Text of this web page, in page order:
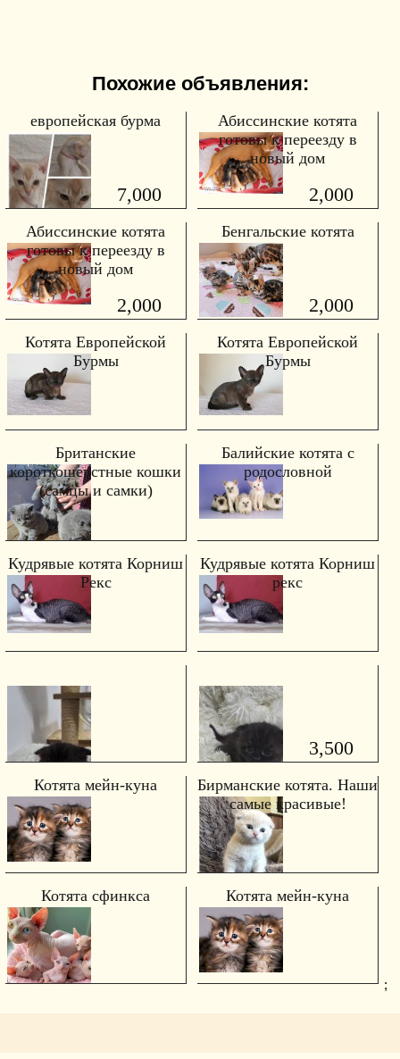
Похожие объявления:
европейская бурма
7,000
Абиссинские котята
готовы к переезду в
новый дом
2,000
Абиссинские котята
готовы к переезду в
новый дом
2,000
Бенгальские котята
2,000
Котята Европейской
Бурмы
Котята Европейской
Бурмы
Британские
короткошерстные кошки
(самцы и самки)
Балийские котята с
родословной
Кудрявые котята Корниш
Рекс
Кудрявые котята Корниш
рекс
3,500
Котята мейн-куна
Бирманские котята. Наши
самые красивые!
Котята сфинкса Котята мейн-куна
;